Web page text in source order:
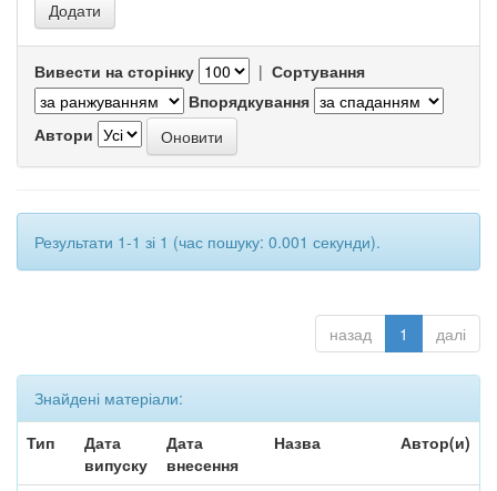
Вивести на сторінку | Сортування
Впорядкування
Автори
Результати 1-1 зі 1 (час пошуку: 0.001 секунди).
назад 1 далі
Знайдені матеріали:
Тип
Дата
випуску
Дата
внесення
Назва Автор(и)